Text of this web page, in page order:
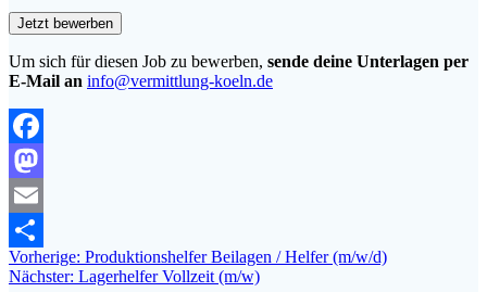
Um sich für diesen Job zu bewerben, sende deine Unterlagen per
E-Mail an info@vermittlung-koeln.de
Facebook
Mastodon
Email
Teilen
Beitragsnavigation
Vorherige: Vorheriger
Beitrag:
Produktionshelfer Beilagen / Helfer (m/w/d)
Nächster: Nächster
Lagerhelfer Vollzeit (m/w)